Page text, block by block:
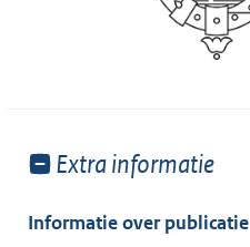
Toon
van:
Extra informatie
Informatie over publicatie